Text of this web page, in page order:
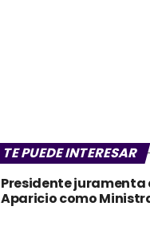
TE PUEDE INTERESAR
Presidente juramenta
Aparicio como